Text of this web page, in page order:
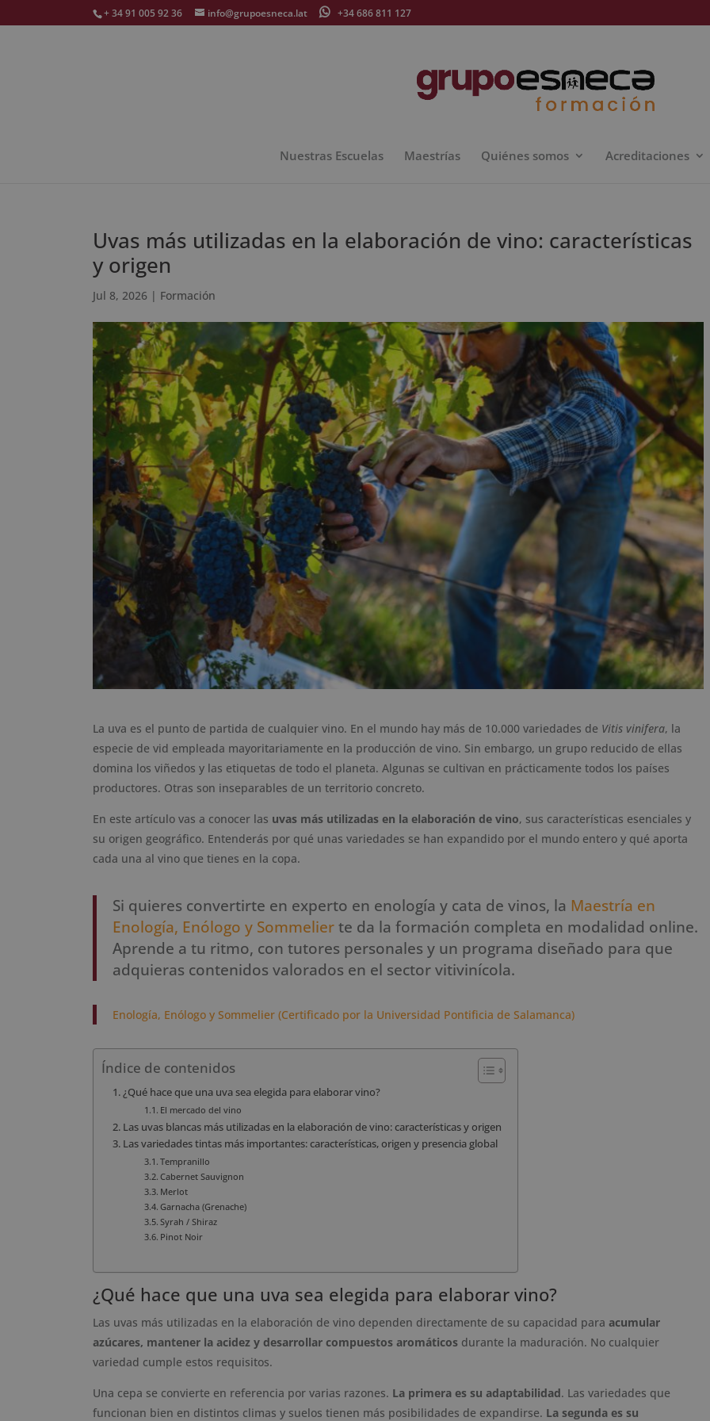
+ 34 91 005 92 36 info@grupoesneca.lat +34 686 811 127
Nuestras Escuelas Maestrías Quiénes somos Acreditaciones
Uvas más utilizadas en la elaboración de vino: características
y origen
Jul 8, 2026 | Formación
La uva es el punto de partida de cualquier vino. En el mundo hay más de 10.000 variedades de Vitis vinifera, la
especie de vid empleada mayoritariamente en la producción de vino. Sin embargo, un grupo reducido de ellas
domina los viñedos y las etiquetas de todo el planeta. Algunas se cultivan en prácticamente todos los países
productores. Otras son inseparables de un territorio concreto.
En este artículo vas a conocer las uvas más utilizadas en la elaboración de vino, sus características esenciales y
su origen geográfico. Entenderás por qué unas variedades se han expandido por el mundo entero y qué aporta
cada una al vino que tienes en la copa.
Si quieres convertirte en experto en enología y cata de vinos, la Maestría en
Enología, Enólogo y Sommelier te da la formación completa en modalidad online.
Aprende a tu ritmo, con tutores personales y un programa diseñado para que
adquieras contenidos valorados en el sector vitivinícola.
Enología, Enólogo y Sommelier (Certificado por la Universidad Pontificia de Salamanca)
Índice de contenidos
¿Qué hace que una uva sea elegida para elaborar vino?
El mercado del vino
Las uvas blancas más utilizadas en la elaboración de vino: características y origen
Las variedades tintas más importantes: características, origen y presencia global
Tempranillo
Cabernet Sauvignon
Merlot
Garnacha (Grenache)
Syrah / Shiraz
Pinot Noir
¿Qué hace que una uva sea elegida para elaborar vino?
Las uvas más utilizadas en la elaboración de vino dependen directamente de su capacidad para acumular
azúcares, mantener la acidez y desarrollar compuestos aromáticos durante la maduración. No cualquier
variedad cumple estos requisitos.
Una cepa se convierte en referencia por varias razones. La primera es su adaptabilidad. Las variedades que
funcionan bien en distintos climas y suelos tienen más posibilidades de expandirse. La segunda es su